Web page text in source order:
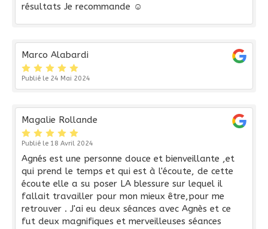
résultats Je recommande ☺️
Marco Alabardi
Publié le 24 Mai 2024
Magalie Rollande
Publié le 18 Avril 2024
Agnés est une personne douce et bienveillante ,et
qui prend le temps et qui est à l'écoute, de cette
écoute elle a su poser LA blessure sur lequel il
fallait travailler pour mon mieux être,pour me
retrouver . J'ai eu deux séances avec Agnès et ce
fut deux magnifiques et merveilleuses séances